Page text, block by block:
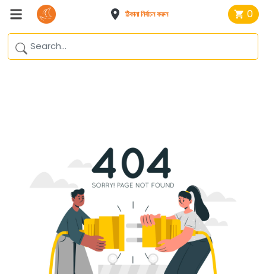
ঠিকানা নির্বাচন করুন 0